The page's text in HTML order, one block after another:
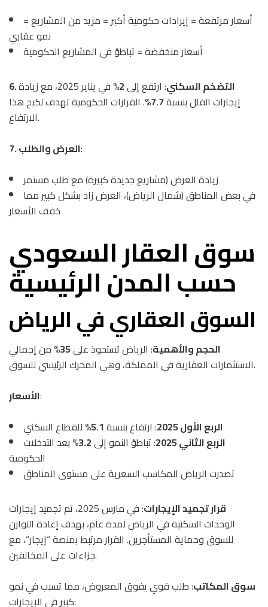
أسعار مرتفعة = إيرادات حكومية أكبر = مزيد من المشاريع =
نمو عقاري
أسعار منخفضة = تباطؤ في المشاريع الحكومية
6. التضخم السكني: ارتفع إلى2%
في يناير 2025، مع زيادة
إيجارات الفلل بنسبة7.7% . القرارات الحكومية تهدف لكبح هذا
الارتفاع.
7. العرض والطلب:
زيادة العرض (مشاريع جديدة كبيرة) مع طلب مستمر
في بعض المناطق (شمال الرياض)، العرض زاد بشكل كبير مما
خفف الأسعار
سوق العقار السعودي
حسب المدن الرئيسية
السوق العقاري في الرياض
الحجم والأهمية: الرياض تستحوذ على35% من إجمالي
الاستثمارات العقارية في المملكة، وهي المحرك الرئيسي للسوق.
الأسعار:
الربع الأول 2025
: ارتفاع بنسبة5.1% للقطاع السكني
الربع الثاني 2025
: تباطؤ النمو إلى3.2% بعد التدخلات
الحكومية
تصدرت الرياض المكاسب السعرية على مستوى المناطق
قرار تجميد الإيجارات
: في مارس 2025، تم تجميد إيجارات
الوحدات السكنية في الرياض لمدة عام، بهدف إعادة التوازن
للسوق وحماية المستأجرين. القرار مرتبط بمنصة “إيجار”، مع
جزاءات على المخالفين.
سوق المكاتب: طلب قوي يفوق المعروض، مما تسبب في نمو
كبير في الإيجارات: